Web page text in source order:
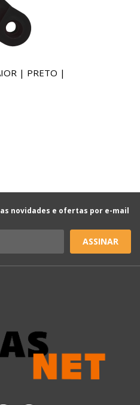
| PRETO |
novidades e ofertas por e-mail
ASSINAR